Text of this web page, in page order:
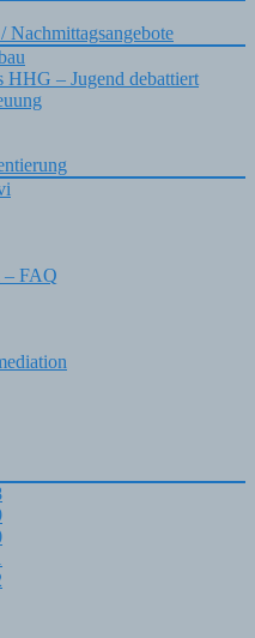
Nachmittagsangebote
HHG – Jugend debattiert
– FAQ